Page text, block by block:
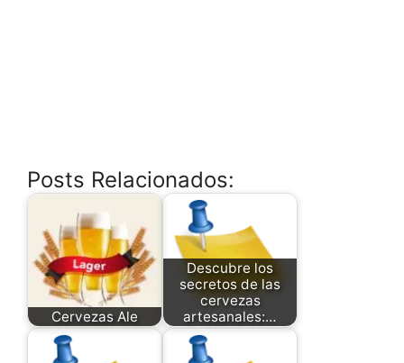
Posts Relacionados:
Cervezas Ale
Descubre los
secretos de las
cervezas
artesanales:…